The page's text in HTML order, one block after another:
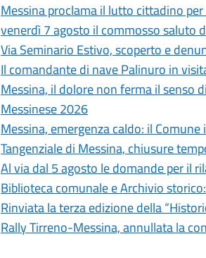
Messina proclama il lutto cittadino
venerdì 7 agosto il commosso saluto
Via Seminario Estivo, scoperto e
Il comandante di nave Palinuro in
Messina, il dolore non ferma il senso
Messinese 2026
Messina, emergenza caldo: il
Tangenziale di Messina, chiusure
Al via dal 5 agosto le domande per il
Biblioteca comunale e Archivio
Rinviata la terza edizione della
Rally Tirreno-Messina, annullata la